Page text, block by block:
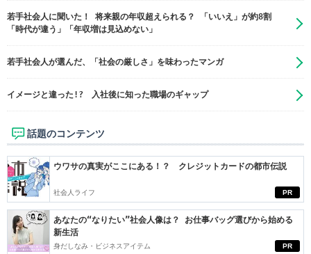
若手社会人に聞いた！ 将来親の年収超えられる？ 「いいえ」が約8割
「時代が違う」「年収増は見込めない」
若手社会人が選んだ、「社会の厳しさ」を味わったマンガ
イメージと違った!? 入社後に知った職場のギャップ
話題のコンテンツ
PR
ウワサの真実がここにある！？ クレジットカードの都市伝説
社会人ライフ
PR
あなたの“なりたい”社会人像は？ お仕事バッグ選びから始める
新生活
身だしなみ・ビジネスアイテム